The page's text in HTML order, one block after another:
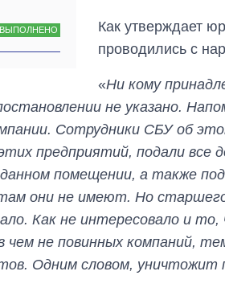
ВЫПОЛНЕНО
Как утверждает
проводились с
«Ни кому
не указано.
Сотрудники СБУ об
предприятий, подали все
помещении, а также
они не имеют. Но
Как не интересовало и то,
не повинных компаний,
Одним словом, уничтожит